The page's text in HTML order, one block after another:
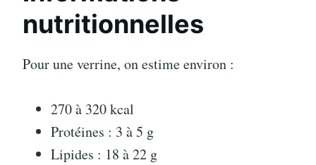
nutritionnelles
Pour une verrine, on estime environ :
270 à 320 kcal
Protéines : 3 à 5 g
Lipides : 18 à 22 g